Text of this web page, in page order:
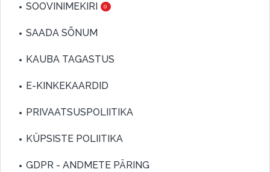
SOOVINIMEKIRI 0
SAADA SÕNUM
KAUBA TAGASTUS
E-KINKEKAARDID
PRIVAATSUSPOLIITIKA
KÜPSISTE POLIITIKA
GDPR - ANDMETE PÄRING